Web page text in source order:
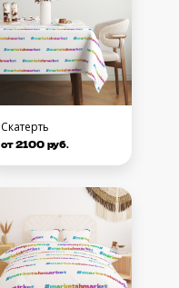
Скатерть
от 2100 руб.